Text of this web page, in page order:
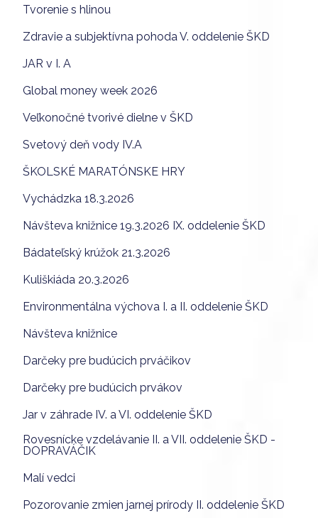
Tvorenie s hlinou
Zdravie a subjektívna pohoda V. oddelenie ŠKD
JAR v I. A
Global money week 2026
Veľkonočné tvorivé dielne v ŠKD
Svetový deň vody IV.A
ŠKOLSKÉ MARATÓNSKE HRY
Vychádzka 18.3.2026
Návšteva knižnice 19.3.2026 IX. oddelenie ŠKD
Bádateľský krúžok 21.3.2026
Kuliškiáda 20.3.2026
Environmentálna výchova I. a II. oddelenie ŠKD
Návšteva knižnice
Darčeky pre budúcich prváčikov
Darčeky pre budúcich prvákov
Jar v záhrade IV. a VI. oddelenie ŠKD
Rovesnícke vzdelávanie II. a VII. oddelenie ŠKD -
DOPRAVÁČIK
Malí vedci
Pozorovanie zmien jarnej prírody II. oddelenie ŠKD